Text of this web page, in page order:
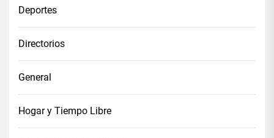
Deportes
Directorios
General
Hogar y Tiempo Libre